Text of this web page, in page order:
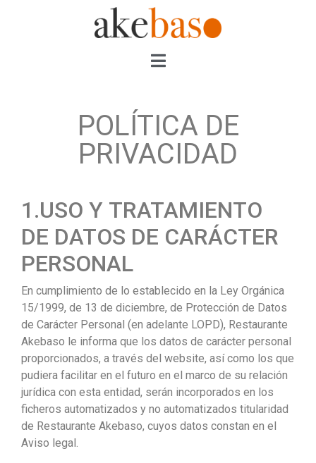
POLÍTICA DE
PRIVACIDAD
1.USO Y TRATAMIENTO
DE DATOS DE CARÁCTER
PERSONAL
En cumplimiento de lo establecido en la Ley Orgánica
15/1999, de 13 de diciembre, de Protección de Datos
de Carácter Personal (en adelante LOPD), Restaurante
Akebaso le informa que los datos de carácter personal
proporcionados, a través del website, así como los que
pudiera facilitar en el futuro en el marco de su relación
jurídica con esta entidad, serán incorporados en los
ficheros automatizados y no automatizados titularidad
de Restaurante Akebaso, cuyos datos constan en el
Aviso legal.